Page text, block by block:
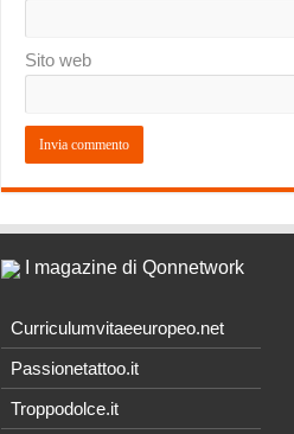
Sito web
I magazine di Qonnetwork
Curriculumvitaeeuropeo.net
Passionetattoo.it
Troppodolce.it